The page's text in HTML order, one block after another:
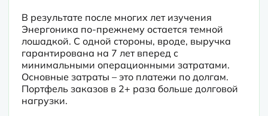
В результате после многих лет изучения
Энергоника по-прежнему остается темной
лошадкой. С одной стороны, вроде, выручка
гарантирована на 7 лет вперед с
минимальными операционными затратами.
Основные затраты – это платежи по долгам.
Портфель заказов в 2+ раза больше долговой
нагрузки.